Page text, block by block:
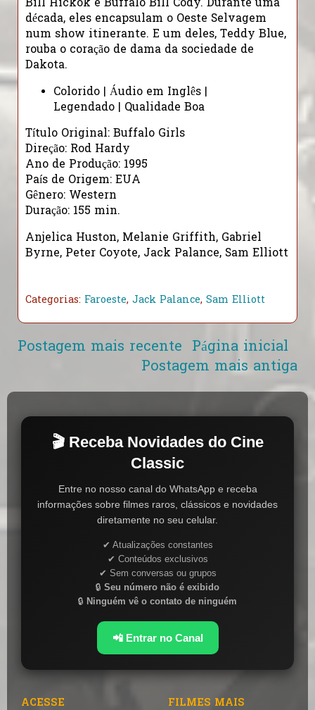
Bill Hickok e Buffalo Bill Cody. Durante uma
década, eles encapsulam o Oeste Selvagem
num show itinerante. E um deles, Teddy Blue,
rouba o coração de dama da sociedade de
Dakota.
Colorido | Áudio em Inglês |
Legendado | Qualidade Boa
Título Original: Buffalo Girls
Direção: Rod Hardy
Ano de Produção: 1995
País de Origem: EUA
Gênero: Western
Duração: 155 min.
Anjelica Huston, Melanie Griffith, Gabriel
Byrne, Peter Coyote, Jack Palance, Sam Elliott
Categorias: Faroeste, Jack Palance, Sam Elliott
Postagem mais recente
Postagem mais antiga
Página inicial
🎬 Receba Novidades do Cine
Classic
Entre no nosso canal do WhatsApp e receba
informações sobre filmes raros, clássicos e novidades
diretamente no seu celular.
✔ Atualizações constantes
✔ Conteúdos exclusivos
✔ Sem conversas ou grupos
🔒 Seu número não é exibido
🔒 Ninguém vê o contato de ninguém
📲 Entrar no Canal
ACESSE
FILMES MAIS